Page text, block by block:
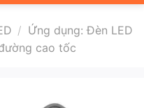
/ Ứng dụng: Đèn LED
cao tốc